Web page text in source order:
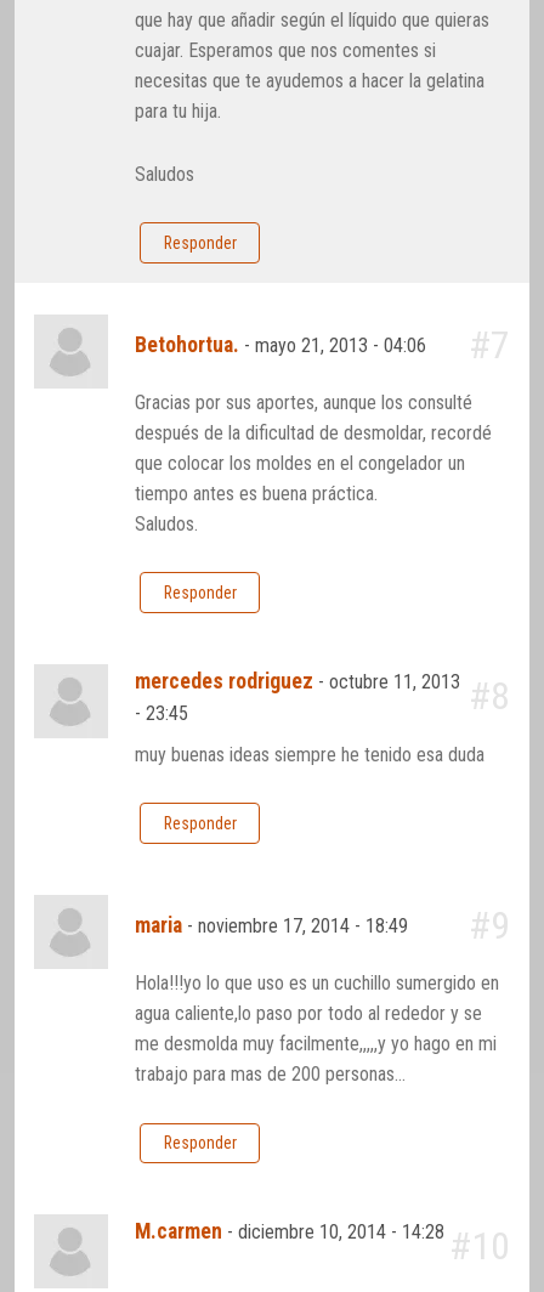
que hay que añadir según el líquido que quieras
cuajar. Esperamos que nos comentes si
necesitas que te ayudemos a hacer la gelatina
para tu hija.
Saludos
Responder
Betohortua. -mayo 21, 2013 - 04:06 #7
Gracias por sus aportes, aunque los consulté
después de la dificultad de desmoldar, recordé
que colocar los moldes en el congelador un
tiempo antes es buena práctica.
Saludos.
Responder
mercedes rodriguez -octubre 11, 2013
- 23:45
#8
muy buenas ideas siempre he tenido esa duda
Responder
maria -noviembre 17, 2014 - 18:49 #9
Hola!!!yo lo que uso es un cuchillo sumergido en
agua caliente,lo paso por todo al rededor y se
me desmolda muy facilmente,,,,,y yo hago en mi
trabajo para mas de 200 personas…
Responder
M.carmen -diciembre 10, 2014 - 14:28 #10